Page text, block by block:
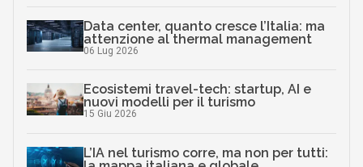
Data center, quanto cresce l’Italia: ma
attenzione al thermal management
06 Lug 2026
Ecosistemi travel-tech: startup, AI e
nuovi modelli per il turismo
15 Giu 2026
L’IA nel turismo corre, ma non per tutti: